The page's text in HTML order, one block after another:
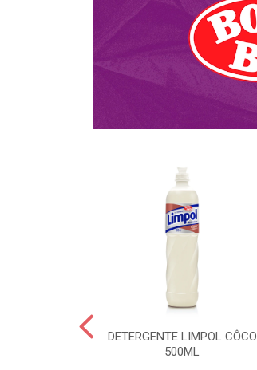
DETERGENTE LIMPOL CÔCO
500ML